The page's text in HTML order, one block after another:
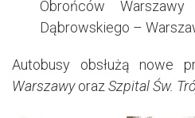
Obrońców
Dąbrowskiego –
Autobusy obsłużą nowe
Warszawyoraz Szpital Św.